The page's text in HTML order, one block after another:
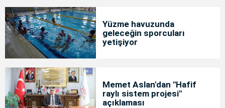
Yüzme havuzunda
geleceğin sporcuları
yetişiyor
Memet Aslan'dan "Hafif
raylı sistem projesi"
açıklaması